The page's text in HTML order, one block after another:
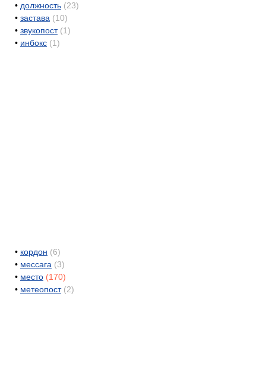
• должность (23)
• застава (10)
• звукопост (1)
• инбокс (1)
• кордон (6)
• мессага (3)
• место (170)
• метеопост (2)